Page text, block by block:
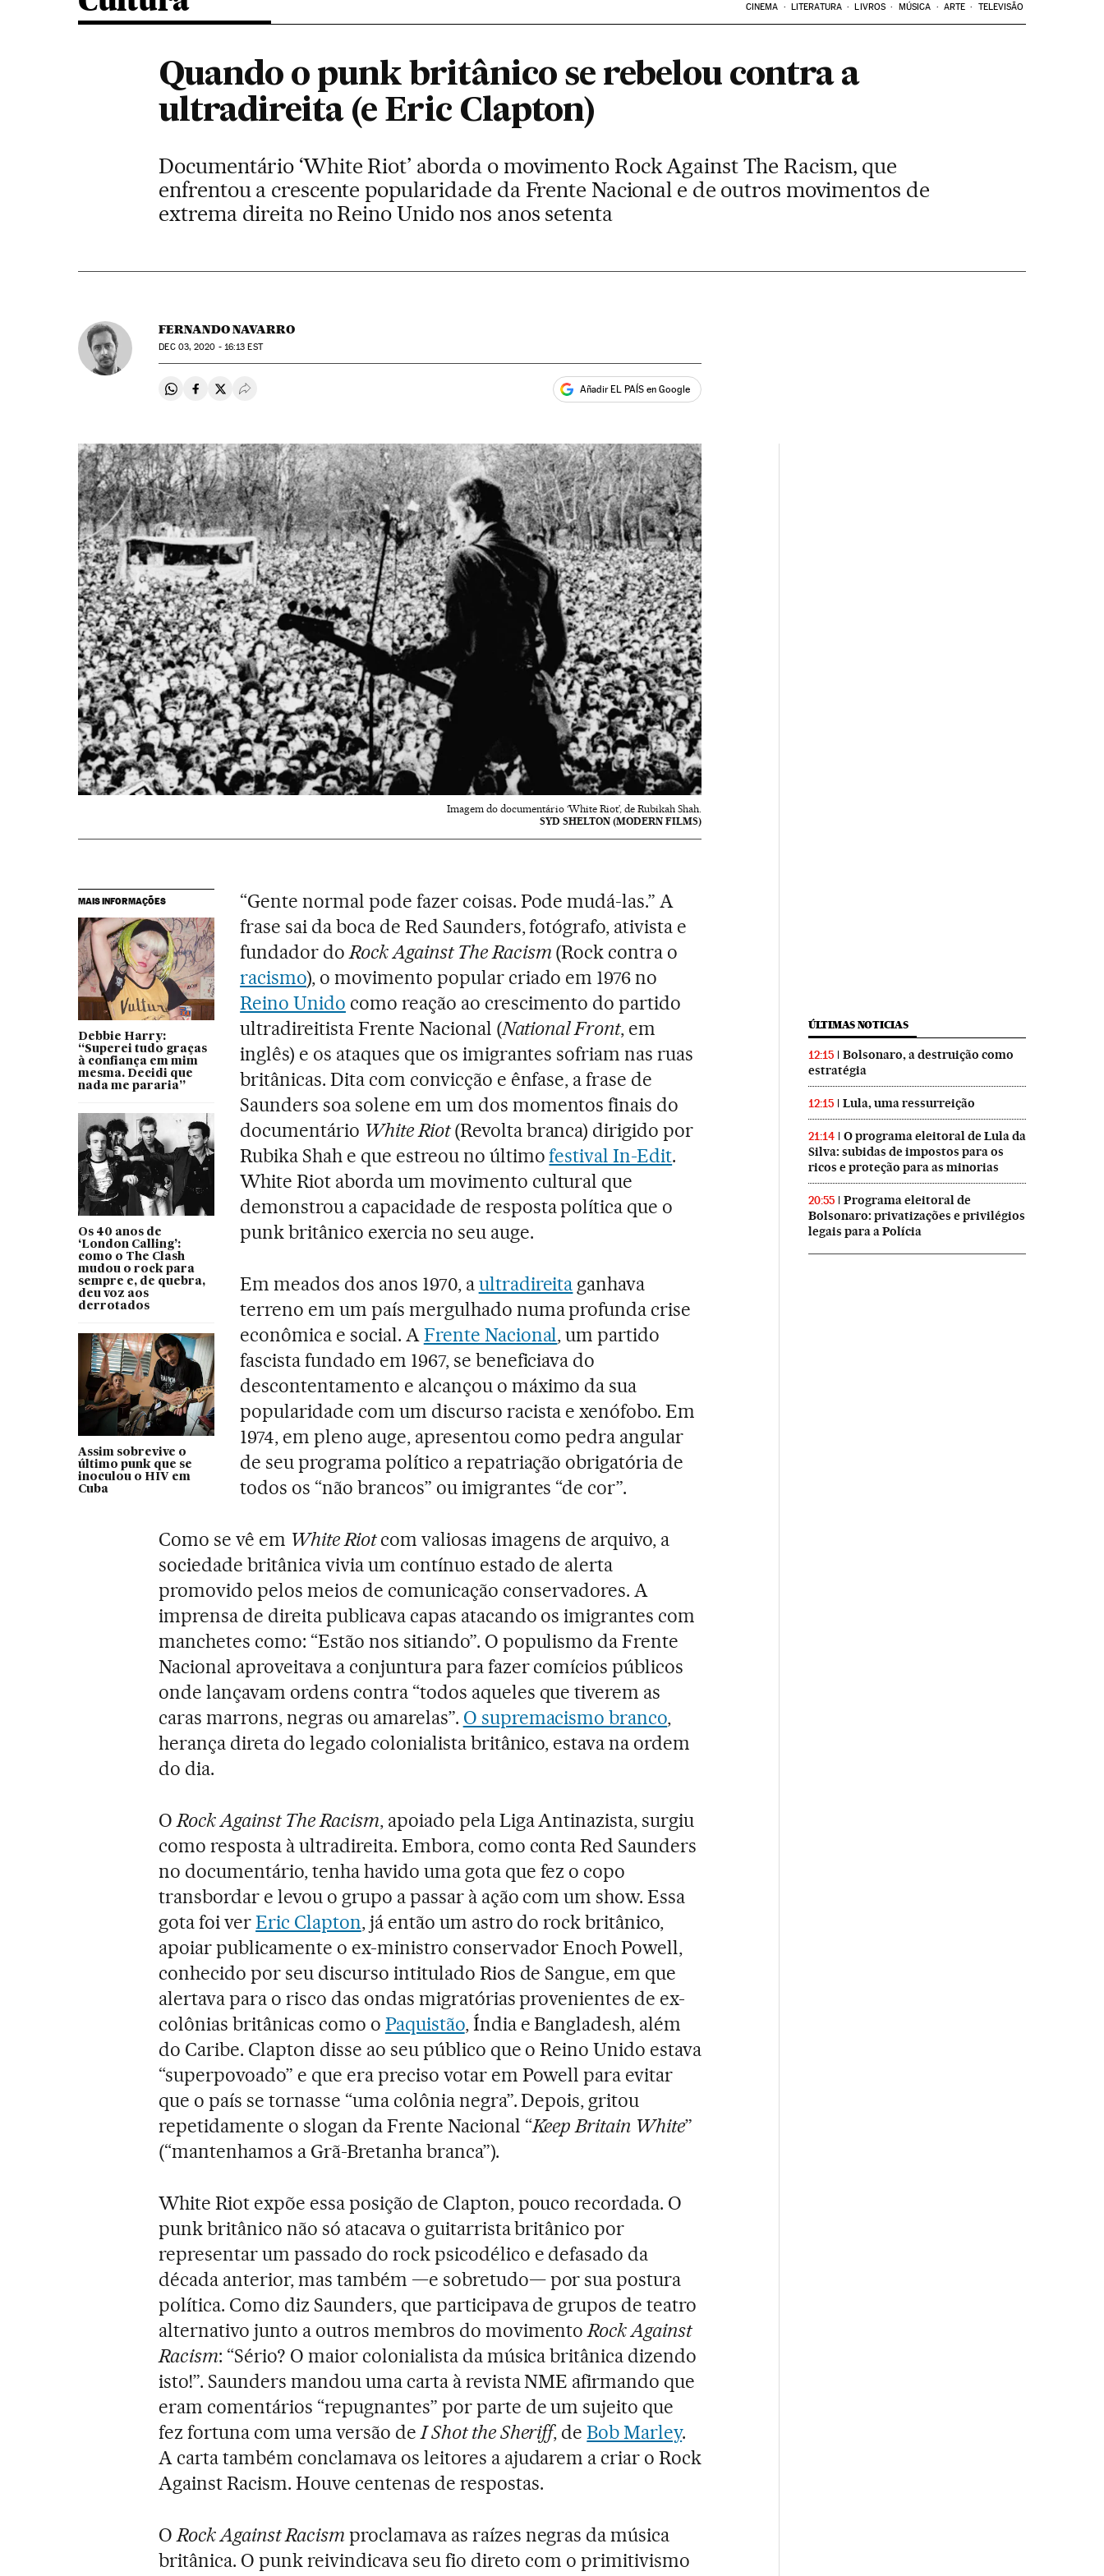
CINEMA LITERATURA LIVROS MÚSICA ARTE TELEVISÃO
Quando o punk britânico se rebelou contra a
ultradireita (e Eric Clapton)
Documentário ‘White Riot’ aborda o movimento Rock Against The Racism, que
enfrentou a crescente popularidade da Frente Nacional e de outros movimentos de
extrema direita no Reino Unido nos anos setenta
FERNANDO NAVARRO
DEC03, 2020 - 16:13 EST
Compartir en Whatsapp
Compartir en Facebook
Compartir en Twitter
Desplegar Redes Sociales Añadir EL PAÍS en Google
Imagem do documentário ‘White Riot’, de Rubikah Shah.
SYD SHELTON (MODERN FILMS)
MAIS INFORMAÇÕES
Debbie Harry:
“Superei tudo graças
à confiança em mim
mesma. Decidi que
nada me pararia”
Os 40 anos de
‘London Calling’:
como o The Clash
mudou o rock para
sempre e, de quebra,
deu voz aos
derrotados
Assim sobrevive o
último punk que se
inoculou o HIV em
Cuba
“Gente normal pode fazer coisas. Pode mudá-las.” A
frase sai da boca de Red Saunders, fotógrafo, ativista e
fundador doRock Against The Racism (Rock contra o
racismo), o movimento popular criado em 1976 no
Reino Unido como reação ao crescimento do partido
ultradireitista Frente Nacional (National Front, em
inglês) e os ataques que os imigrantes sofriam nas ruas
britânicas. Dita com convicção e ênfase, a frase de
Saunders soa solene em um dos momentos finais do
documentário White Riot(Revolta branca) dirigido por
Rubika Shah e que estreou no últimofestival In-Edit.
White Riot aborda um movimento cultural que
demonstrou a capacidade de resposta política que o
punk britânico exercia no seu auge.
Em meados dos anos 1970, aultradireita ganhava
terreno em um país mergulhado numa profunda crise
econômica e social. AFrente Nacional, um partido
fascista fundado em 1967, se beneficiava do
descontentamento e alcançou o máximo da sua
popularidade com um discurso racista e xenófobo. Em
1974, em pleno auge, apresentou como pedra angular
de seu programa político a repatriação obrigatória de
todos os “não brancos” ou imigrantes “de cor”.
Como se vê em White Riotcom valiosas imagens de arquivo, a
sociedade britânica vivia um contínuo estado de alerta
promovido pelos meios de comunicação conservadores. A
imprensa de direita publicava capas atacando os imigrantes com
manchetes como: “Estão nos sitiando”. O populismo da Frente
Nacional aproveitava a conjuntura para fazer comícios públicos
onde lançavam ordens contra “todos aqueles que tiverem as
caras marrons, negras ou amarelas”. O supremacismo branco,
herança direta do legado colonialista britânico, estava na ordem
do dia.
ORock Against The Racism, apoiado pela Liga Antinazista, surgiu
como resposta à ultradireita. Embora, como conta Red Saunders
no documentário, tenha havido uma gota que fez o copo
transbordar e levou o grupo a passar à ação com um show. Essa
gota foi verEric Clapton, já então um astro do rock britânico,
apoiar publicamente o ex-ministro conservador Enoch Powell,
conhecido por seu discurso intitulado Rios de Sangue, em que
alertava para o risco das ondas migratórias provenientes de ex-
colônias britânicas como o Paquistão, Índia e Bangladesh, além
do Caribe. Clapton disse ao seu público que o Reino Unido estava
“superpovoado” e que era preciso votar em Powell para evitar
que o país se tornasse “uma colônia negra”. Depois, gritou
repetidamente o slogan da Frente Nacional “Keep Britain White”
(“mantenhamos a Grã-Bretanha branca”).
White Riot expõe essa posição de Clapton, pouco recordada. O
punk britânico não só atacava o guitarrista britânico por
representar um passado do rock psicodélico e defasado da
década anterior, mas também —e sobretudo— por sua postura
política. Como diz Saunders, que participava de grupos de teatro
alternativo junto a outros membros do movimentoRock Against
Racism: “Sério? O maior colonialista da música britânica dizendo
isto!”. Saunders mandou uma carta à revista NME afirmando que
eram comentários “repugnantes” por parte de um sujeito que
fez fortuna com uma versão deI Shot the Sheriff, deBob Marley.
A carta também conclamava os leitores a ajudarem a criar o Rock
Against Racism. Houve centenas de respostas.
ORock Against Racism proclamava as raízes negras da música
britânica. O punk reivindicava seu fio direto com o primitivismo
ÚLTIMAS NOTICIAS
12:15
Bolsonaro, a destruição como
estratégia
12:15 Lula, uma ressurreição
21:14
O programa eleitoral de Lula da
Silva: subidas de impostos para os
ricos e proteção para as minorias
20:55
Programa eleitoral de
Bolsonaro: privatizações e privilégios
legais para a Polícia